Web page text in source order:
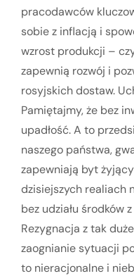
pracodawców
sobie z inflacją i
wzrost produkcji –
zapewnią rozwój i
rosyjskich dostaw.
Pamiętajmy, że bez
upadłość. A to
naszego państwa,
zapewniają byt
dzisiejszych realiach
bez udziału środków
Rezygnacja z tak
zaognianie sytuacji
to nieracjonalne i